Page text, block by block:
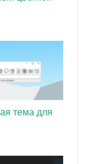
тема для